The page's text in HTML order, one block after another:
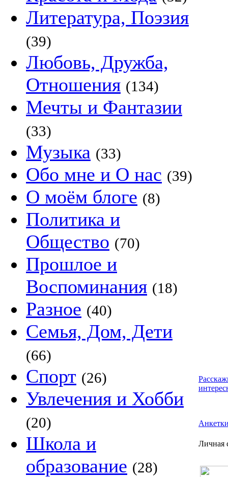
Литература, Поэзия
(39)
Любовь, Дружба,
Отношения (134)
Мечты и Фантазии
(33)
Музыка (33)
Обо мне и О нас (39)
О моём блоге (8)
Политика и
Общество (70)
Прошлое и
Воспоминания (18)
Разное (40)
Семья, Дом, Дети
(66)
Спорт (26)
Увлечения и Хобби
(20)
Школа и
образование (28)
Личная